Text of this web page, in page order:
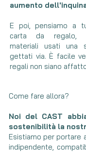
aumento
E poi, pensiamo a
carta da regalo,
materiali usati una
gettati via. È facile
regali non siano
Come fare allora?
Noi del CAST
sostenibilità la
Esistiamo per portare
indipendente,